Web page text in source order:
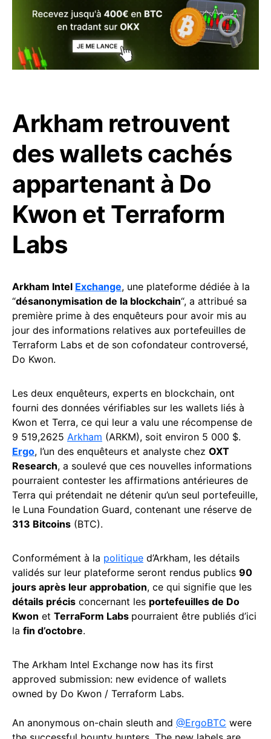
Arkham retrouvent
des wallets cachés
appartenant à Do
Kwon et Terraform
Labs
Arkham Intel Exchange, une plateforme dédiée à la
“désanonymisation de la blockchain“, a attribué sa
première prime à des enquêteurs pour avoir mis au
jour des informations relatives aux portefeuilles de
Terraform Labs et de son cofondateur controversé,
Do Kwon.
Les deux enquêteurs, experts en blockchain, ont
fourni des données vérifiables sur les wallets liés à
Kwon et Terra, ce qui leur a valu une récompense de
9 519,2625 Arkham (ARKM), soit environ 5 000 $.
Ergo, l’un des enquêteurs et analyste chez OXT
Research, a soulevé que ces nouvelles informations
pourraient contester les affirmations antérieures de
Terra qui prétendait ne détenir qu’un seul portefeuille,
le Luna Foundation Guard, contenant une réserve de
313 Bitcoins (BTC).
Conformément à la politique d’Arkham, les détails
validés sur leur plateforme seront rendus publics 90
jours après leur approbation, ce qui signifie que les
détails précis concernant les portefeuilles de Do
Kwon et TerraForm Labs pourraient être publiés d’ici
la fin d’octobre.
The Arkham Intel Exchange now has its first
approved submission: new evidence of wallets
owned by Do Kwon / Terraform Labs.
An anonymous on-chain sleuth and @ErgoBTC were